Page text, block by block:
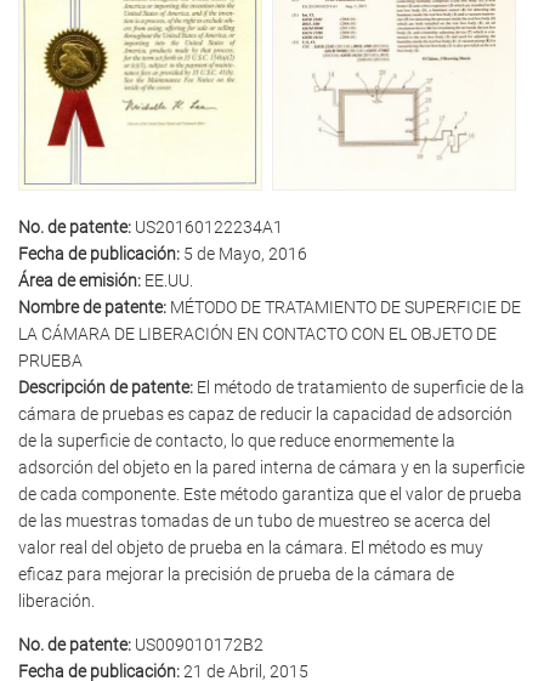
No. de patente: US20160122234A1
Fecha de publicación: 5 de Mayo, 2016
Área de emisión: EE.UU.
Nombre de patente: MÉTODO DE TRATAMIENTO DE SUPERFICIE DE
LA CÁMARA DE LIBERACIÓN EN CONTACTO CON EL OBJETO DE
PRUEBA
Descripción de patente: El método de tratamiento de superficie de la
cámara de pruebas es capaz de reducir la capacidad de adsorción
de la superficie de contacto, lo que reduce enormemente la
adsorción del objeto en la pared interna de cámara y en la superficie
de cada componente. Este método garantiza que el valor de prueba
de las muestras tomadas de un tubo de muestreo se acerca del
valor real del objeto de prueba en la cámara. El método es muy
eficaz para mejorar la precisión de prueba de la cámara de
liberación.
No. de patente: US009010172B2
Fecha de publicación:21 de Abril, 2015